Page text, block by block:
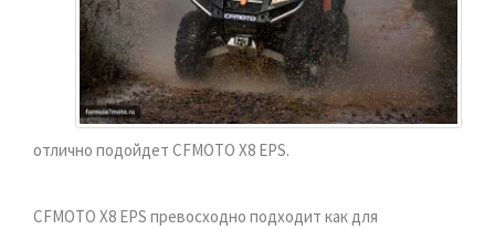
отлично подойдет CFMOTO X8 EPS.
CFMOTO X8 EPS превосходно подходит как для